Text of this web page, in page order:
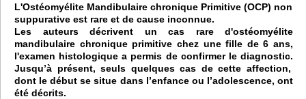
L'Ostéomyélite Mandibulaire chronique Primitive (OCP) non
suppurative est rare et de cause inconnue.
Les auteurs décrivent un cas rare d'ostéomyélite
mandibulaire chronique primitive chez une fille de 6 ans,
l'examen histologique a permis de confirmer le diagnostic.
Jusqu’à présent, seuls quelques cas de cette affection,
dont le début se situe dans l’enfance ou l’adolescence, ont
été décrits.